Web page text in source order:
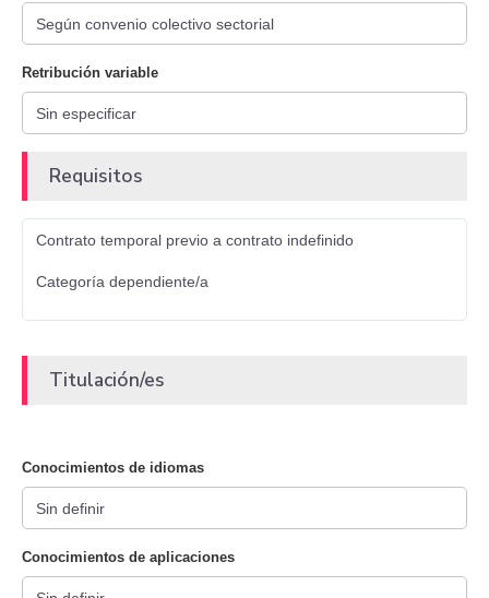
Retribución variable
Requisitos
Contrato temporal previo a contrato indefinido
Categoría dependiente/a
Titulación/es
Conocimientos de idiomas
Conocimientos de aplicaciones